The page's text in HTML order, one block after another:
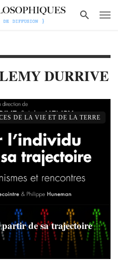
DURRIVE
de sa trajectoire
DE LA VIE ET DE LA TERRE